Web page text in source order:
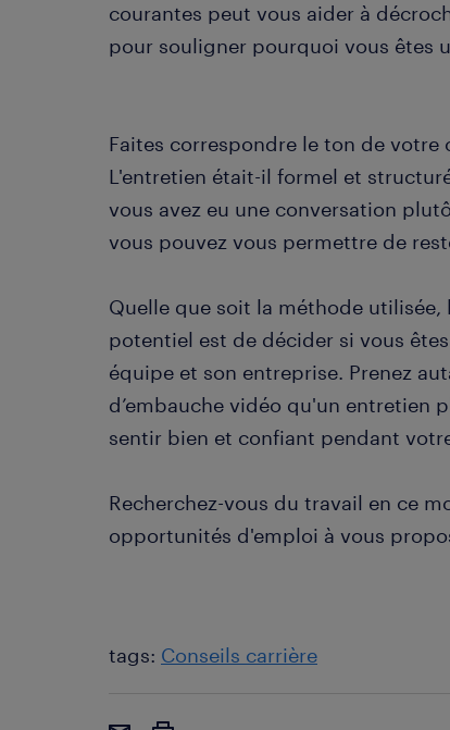
courantes peut vous aider à
pour souligner pourquoi vous êtes
Faites correspondre le ton de
L'entretien était-il formel et
vous avez eu une conversation
vous pouvez vous permettre de
Quelle que soit la méthode
potentiel est de décider si vous
équipe et son entreprise. Prenez
d’embauche vidéo qu'un entretien
sentir bien et confiant pendant
Recherchez-vous du travail en ce
opportunités d'emploi à vous
tags: Conseils carrière